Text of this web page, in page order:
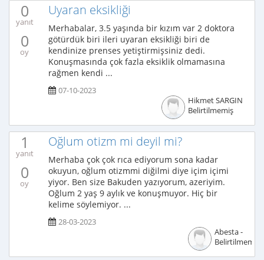
0
yanıt
0
oy
Uyaran eksikliği
Merhabalar, 3.5 yaşında bir kızım var 2 doktora
götürdük biri ileri uyaran eksikliği biri de
kendinize prenses yetiştirmişsiniz dedi.
Konuşmasında çok fazla eksiklik olmamasına
rağmen kendi ...
07-10-2023
Hikmet SARGIN
Belirtilmemiş
1
yanıt
0
oy
Oğlum otizm mi deyil mi?
Merhaba çok çok rıca ediyorum sona kadar
okuyun, oğlum otizmmi diğilmi diye içim içimi
yiyor. Ben size Bakuden yazıyorum, azeriyim.
Oğlum 2 yaş 9 aylık ve konuşmuyor. Hiç bir
kelime söylemiyor. ...
28-03-2023
Abesta -
Belirtilmemiş